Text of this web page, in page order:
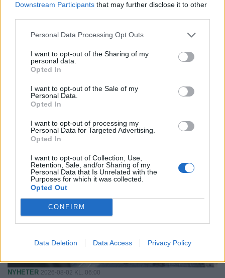
Downstream Participants that may further disclose it to other
Personal Data Processing Opt Outs
I want to opt-out of the Sharing of my
personal data.
Opted In
I want to opt-out of the Sale of my
Personal Data.
Opted In
I want to opt-out of processing my
Personal Data for Targeted Advertising.
Opted In
I want to opt-out of Collection, Use,
Retention, Sale, and/or Sharing of my
Personal Data that Is Unrelated with the
Purposes for which it was collected.
Opted Out
CONFIRM
Data Deletion Data Access Privacy Policy
NYHETER 2026-08-03 KL. 14:03
Dömd för penningtvätt – sa sig ha blivit lurad
Laholmare tog emot och skickade vidare pengar från bedrägeri.
NYHETER 2026-08-02 KL. 06:00